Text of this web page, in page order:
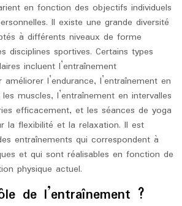
en fonction des objectifs individuels
Il existe une grande diversité
à différents niveaux de forme
disciplines sportives. Certains types
incluent l’entraînement
l’endurance, l’entraînement en
muscles, l’entraînement en intervalles
efficacement, et les séances de yoga
la flexibilité et la relaxation. Il est
entraînements qui correspondent à
et qui sont réalisables en fonction de
physique actuel.
de l’entraînement ?